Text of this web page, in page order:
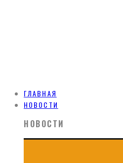
ГЛАВНАЯ
НОВОСТИ
НОВОСТИ